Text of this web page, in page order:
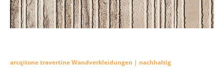
arcqitone travertine Wandverkleidungen | nachhaltig